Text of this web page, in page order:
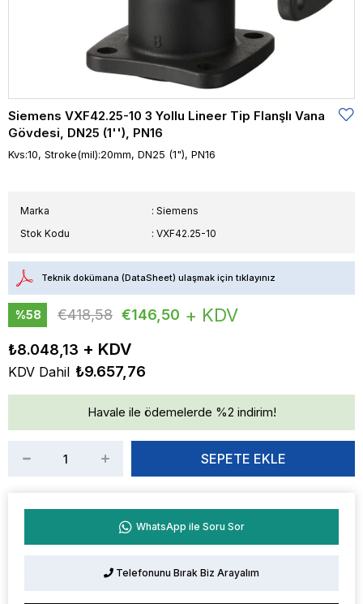
Siemens VXF42.25-10 3 Yollu Lineer Tip Flanşlı Vana
Gövdesi, DN25 (1''), PN16
Kvs:10, Stroke(mil):20mm, DN25 (1"), PN16
Marka : Siemens
Stok Kodu
VXF42.25-10
Teknik dokümana (DataSheet) ulaşmak için tıklayınız
%58
€418,58 €146,50 + KDV
₺8.048,13
KDV Dahil ₺9.657,76
Havale ile ödemelerde %2 indirim!
WhatsApp ile Soru Sor
Telefonunu Bırak Biz Arayalım